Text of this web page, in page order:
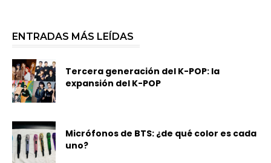
ENTRADAS MÁS LEÍDAS
Tercera generación del K-POP: la
expansión del K-POP
Micrófonos de BTS: ¿de qué color es cada
uno?